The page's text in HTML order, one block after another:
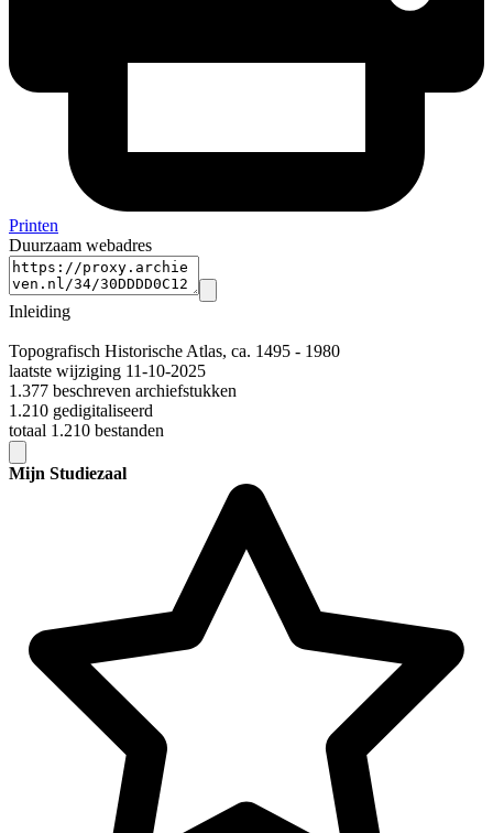
Printen
Duurzaam webadres
Inleiding
Topografisch Historische Atlas, ca. 1495 - 1980
laatste wijziging 11-10-2025
1.377 beschreven archiefstukken
1.210 gedigitaliseerd
totaal 1.210 bestanden
Mijn Studiezaal